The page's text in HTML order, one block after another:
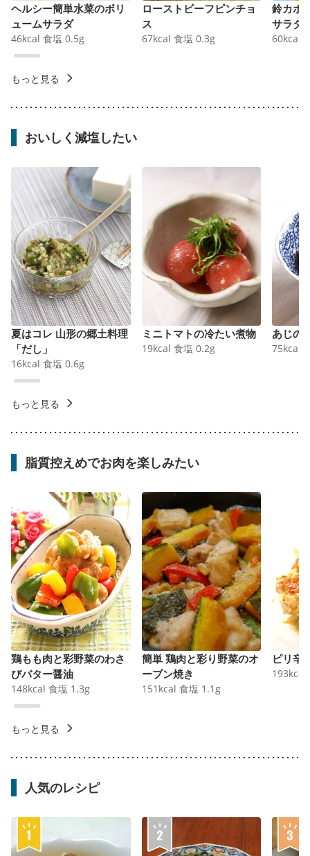
ヘルシー簡単水菜のボリ
ュームサラダ
46kcal 食塩 0.5g
ローストビーフピンチョ
ス
67kcal 食塩 0.3g
鈴カボ
サラダ
60kcal
もっと見る
おいしく減塩したい
夏はコレ 山形の郷土料理
「だし」
16kcal 食塩 0.6g
ミニトマトの冷たい煮物
19kcal 食塩 0.2g
あじの
75kcal
もっと見る
脂質控えめでお肉を楽しみたい
鶏もも肉と彩野菜のわさ
びバター醤油
148kcal 食塩 1.3g
簡単 鶏肉と彩り野菜のオ
ーブン焼き
151 kcal 食塩 1.1 g
ピリ辛
193kcal
もっと見る
人気のレシピ